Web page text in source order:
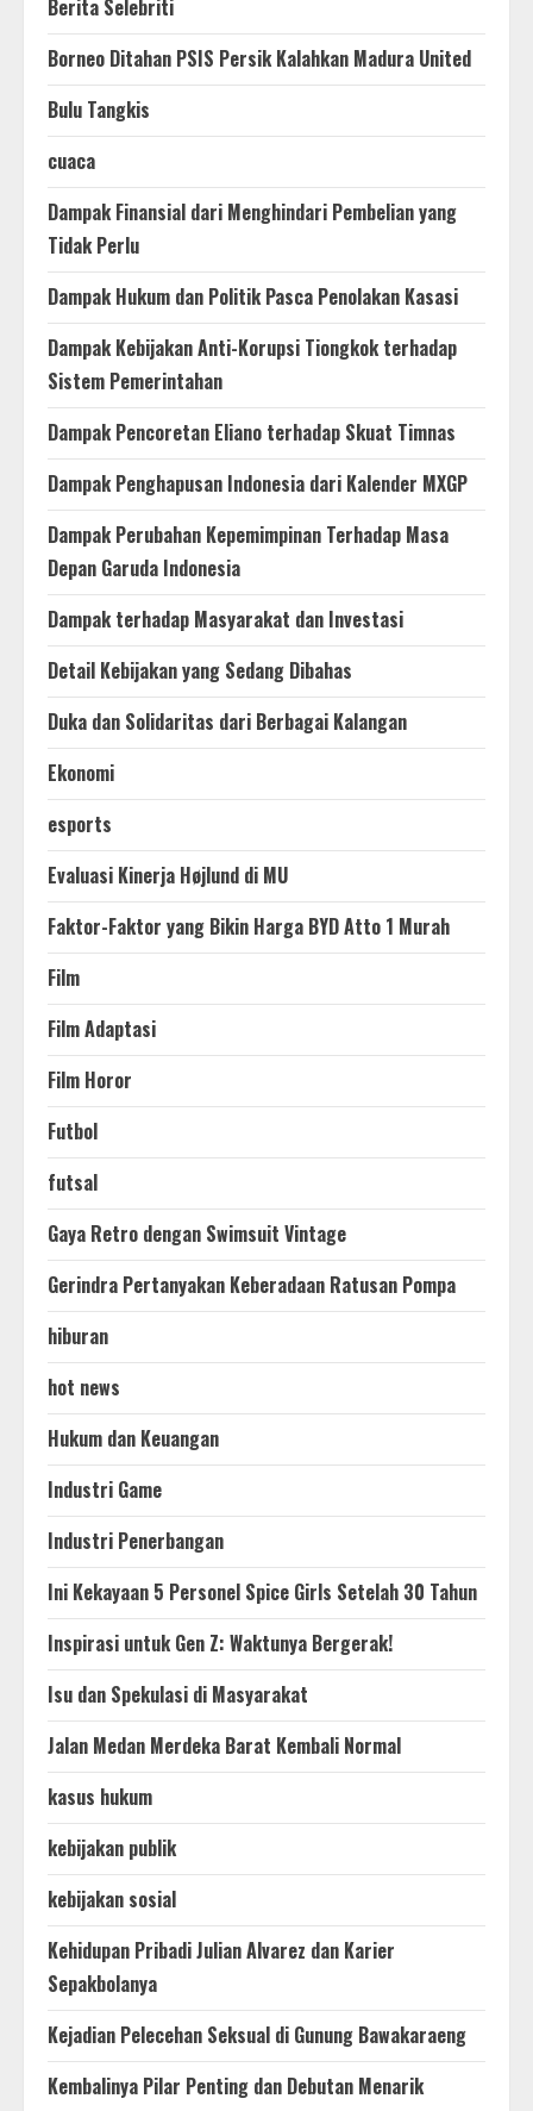
Berita Selebriti
Borneo Ditahan PSIS Persik Kalahkan Madura United
Bulu Tangkis
cuaca
Dampak Finansial dari Menghindari Pembelian yang
Tidak Perlu
Dampak Hukum dan Politik Pasca Penolakan Kasasi
Dampak Kebijakan Anti-Korupsi Tiongkok terhadap
Sistem Pemerintahan
Dampak Pencoretan Eliano terhadap Skuat Timnas
Dampak Penghapusan Indonesia dari Kalender MXGP
Dampak Perubahan Kepemimpinan Terhadap Masa
Depan Garuda Indonesia
Dampak terhadap Masyarakat dan Investasi
Detail Kebijakan yang Sedang Dibahas
Duka dan Solidaritas dari Berbagai Kalangan
Ekonomi
esports
Evaluasi Kinerja Højlund di MU
Faktor-Faktor yang Bikin Harga BYD Atto 1 Murah
Film
Film Adaptasi
Film Horor
Futbol
futsal
Gaya Retro dengan Swimsuit Vintage
Gerindra Pertanyakan Keberadaan Ratusan Pompa
hiburan
hot news
Hukum dan Keuangan
Industri Game
Industri Penerbangan
Ini Kekayaan 5 Personel Spice Girls Setelah 30 Tahun
Inspirasi untuk Gen Z: Waktunya Bergerak!
Isu dan Spekulasi di Masyarakat
Jalan Medan Merdeka Barat Kembali Normal
kasus hukum
kebijakan publik
kebijakan sosial
Kehidupan Pribadi Julian Alvarez dan Karier
Sepakbolanya
Kejadian Pelecehan Seksual di Gunung Bawakaraeng
Kembalinya Pilar Penting dan Debutan Menarik